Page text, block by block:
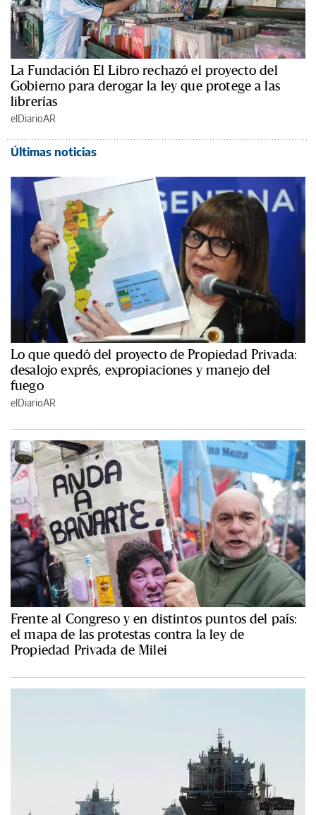
La Fundación El Libro rechazó el proyecto del
Gobierno para derogar la ley que protege a las
librerías
elDiarioAR
Últimas noticias
Lo que quedó del proyecto de Propiedad Privada:
desalojo exprés, expropiaciones y manejo del
fuego
elDiarioAR
Frente al Congreso y en distintos puntos del país:
el mapa de las protestas contra la ley de
Propiedad Privada de Milei